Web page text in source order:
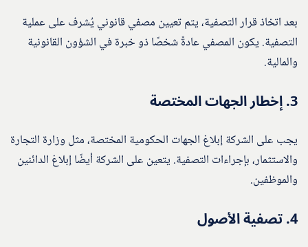
بعد اتخاذ قرار التصفية، يتم تعيين مصفي قانوني يُشرف على عملية
التصفية. يكون المصفي عادةً شخصًا ذو خبرة في الشؤون القانونية
والمالية.
3. إخطار الجهات المختصة
يجب على الشركة إبلاغ الجهات الحكومية المختصة، مثل وزارة التجارة
والاستثمار، بإجراءات التصفية. يتعين على الشركة أيضًا إبلاغ الدائنين
والموظفين.
4. تصفية الأصول